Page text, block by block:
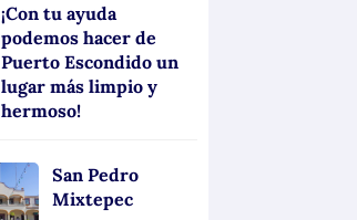
¡Con tu ayuda
podemos hacer de
Puerto Escondido un
lugar más limpio y
hermoso!
San Pedro
Mixtepec